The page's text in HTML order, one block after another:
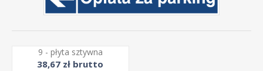
9 - płyta sztywna
38,67 zł brutto